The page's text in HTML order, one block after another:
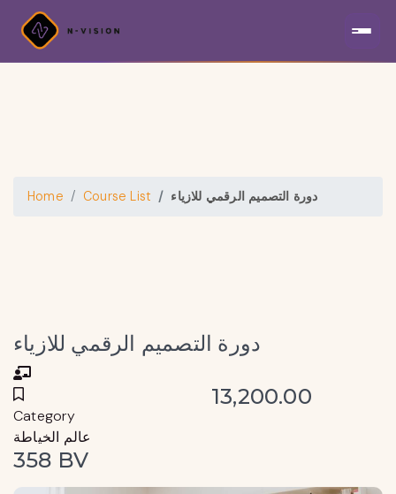
Home Course List دورة التصميم الرقمي للازياء
دورة التصميم الرقمي للازياء
Category
عالم الخياطة
13,200.00
358 BV